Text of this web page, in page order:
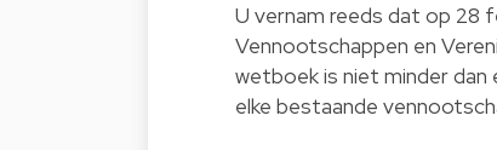
U vernam reeds dat op 28
Vennootschappen en
wetboek is niet minder dan
elke bestaande